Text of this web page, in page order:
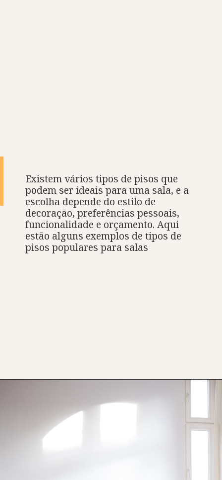
Existem vários tipos de pisos que
podem ser ideais para uma sala, e a
escolha depende do estilo de
decoração, preferências pessoais,
funcionalidade e orçamento. Aqui
estão alguns exemplos de tipos de
pisos populares para salas